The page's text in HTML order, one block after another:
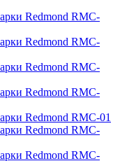
Redmond RMC-
Redmond RMC-
Redmond RMC-
Redmond RMC-
Redmond RMC-01
Redmond RMC-
Redmond RMC-